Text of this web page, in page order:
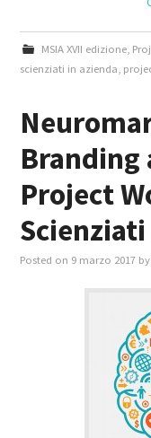
MSIA XVII edizione,
scienziati in azienda
Branding
Project
Posted on 9 marzo 2017 by